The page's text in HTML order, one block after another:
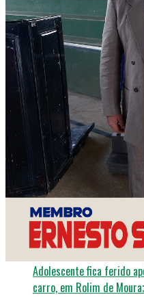
Formulário de
https://forms.gle/
Por:Redação Em Rondônia
Post Views: 41
Continue Reading
Tendências
DESTAQUE 2 semanas
Influenciadora cria
atendimento
ACIDENTES2
Adolescente fica ferido
carro, em Rolim de